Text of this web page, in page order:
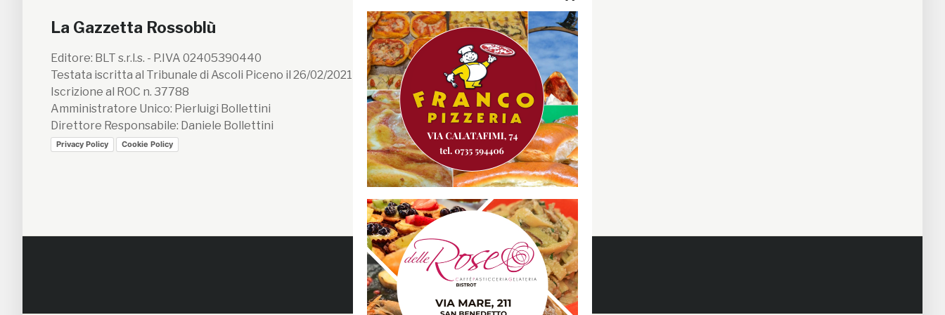
La Gazzetta Rossoblù
Editore: BLT s.r.l.s. - P.IVA 02405390440
Testata iscritta al Tribunale di Ascoli Piceno il 26/02/2021 n. 199/2021
Iscrizione al ROC n. 37788
Amministratore Unico: Pierluigi Bollettini
Direttore Responsabile: Daniele Bollettini
Privacy Policy Cookie Policy
Segui la GRB
Facebook
Instagram
Twitter
Youtube
Gazzetta RossoBlù